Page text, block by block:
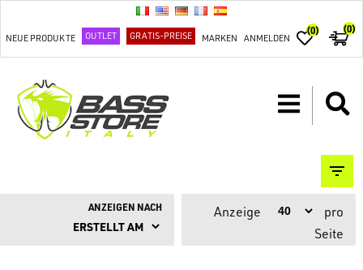
NEUE PRODUKTE OUTLET GRATIS-PREISE MARKEN ANMELDEN
(0) (0)
ANZEIGEN NACH Anzeige
pro
Seite